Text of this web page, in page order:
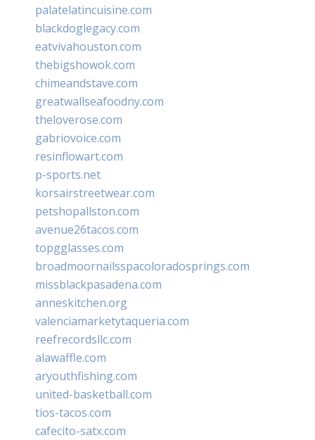
palatelatincuisine.com
blackdoglegacy.com
eatvivahouston.com
thebigshowok.com
chimeandstave.com
greatwallseafoodny.com
theloverose.com
gabriovoice.com
resinflowart.com
p-sports.net
korsairstreetwear.com
petshopallston.com
avenue26tacos.com
topgglasses.com
broadmoornailsspacoloradosprings.com
missblackpasadena.com
anneskitchen.org
valenciamarketytaqueria.com
reefrecordsllc.com
alawaffle.com
aryouthfishing.com
united-basketball.com
tios-tacos.com
cafecito-satx.com